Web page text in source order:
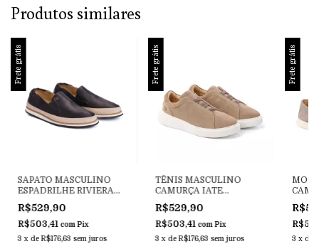
Produtos similares
Frete grátis
SAPATO MASCULINO
ESPADRILHE RIVIERA
HÉLIOS PRETO
R$529,90
R$503,41 com Pix
3 x deR$176,63 sem juros
Frete grátis
TÊNIS MASCULINO
CAMURÇA IATE
ELÁSTICO ZEUS TAUPE
R$529,90
R$503,41 com Pix
3 x deR$176,63 sem juros
Frete grátis
3 x de